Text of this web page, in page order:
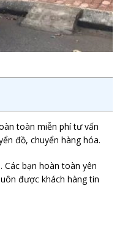
toàn miễn phí tư vấn
đồ, chuyển hàng hóa.
bạn hoàn toàn yên
được khách hàng tin